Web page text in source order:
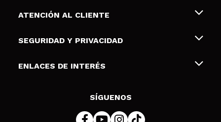
Sobre nosotros
Tarjetas de Regalo
ATENCIÓN AL CLIENTE
Envíos y devoluciones
Formas de pago
SEGURIDAD Y PRIVACIDAD
Terminos y condiciones de uso
Política de cookies
ENLACES DE INTERÉS
SÍGUENOS